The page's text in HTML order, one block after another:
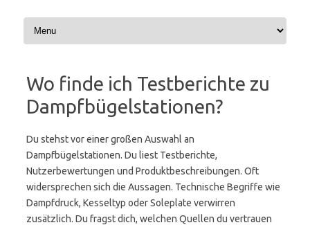
Wo finde ich Testberichte zu
Dampfbügelstationen?
Du stehst vor einer großen Auswahl an
Dampfbügelstationen. Du liest Testberichte,
Nutzerbewertungen und Produktbeschreibungen. Oft
widersprechen sich die Aussagen. Technische Begriffe wie
Dampfdruck, Kesseltyp oder Soleplate verwirren
zusätzlich. Du fragst dich, welchen Quellen du vertrauen